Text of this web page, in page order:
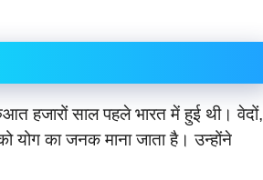
हजारों साल पहले भारत में हुई थी। वेदों,
योग का जनक माना जाता है। उन्होंने